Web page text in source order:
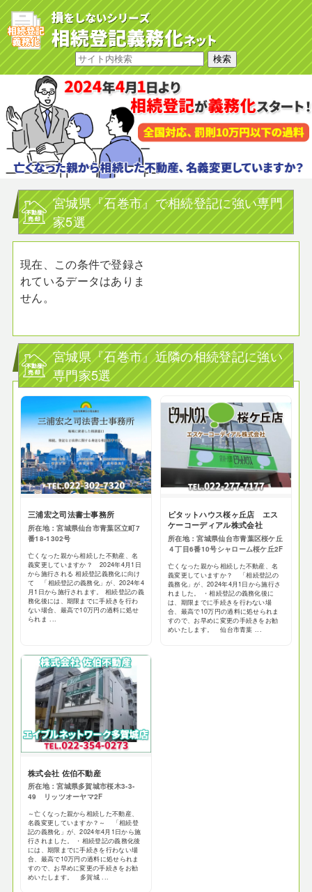
宮城県『石巻市』で相続登記に強い専門
家5選
現在、この条件で登録さ
れているデータはありま
せん。
宮城県『石巻市』近隣の相続登記に強い
専門家5選
三浦宏之司法書士事務所
所在地：宮城県仙台市青葉区立町7
番18-1302号
亡くなった親から相続した不動産、名
義変更していますか？ 2024年4月1日
から施行される 相続登記義務化に向け
て 「相続登記の義務化」が、2024年4
月1日から施行されます。 相続登記の義
務化後には、期限までに手続きを行わ
ない場合、最高で10万円の過料に処せ
られま ...
ピタットハウス桜ヶ丘店 エス
ケーコーディアル株式会社
所在地：宮城県仙台市青葉区桜ケ丘
４丁目6番10号シャローム桜ケ丘2F
亡くなった親から相続した不動産、名
義変更していますか？ 「相続登記の
義務化」が、2024年4月1日から施行さ
れました。 ・相続登記の義務化後に
は、期限までに手続きを行わない場
合、最高で10万円の過料に処せられま
すので、お早めに変更の手続きをお勧
めいたします。 仙台市青葉 ...
株式会社 佐伯不動産
所在地：宮城県多賀城市桜木3-3-
49 リッツオーヤマ2F
～亡くなった親から相続した不動産、
名義変更していますか？～ 「相続登
記の義務化」が、2024年4月1日から施
行されました。 ・相続登記の義務化後
には、期限までに手続きを行わない場
合、最高で10万円の過料に処せられま
すので、お早めに変更の手続きをお勧
めいたします。 多賀城 ...